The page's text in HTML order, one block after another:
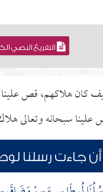
التفريغ النصي
كان هلاكهم، قص
سبحانه وتعالى
أن جاءت رسلنا